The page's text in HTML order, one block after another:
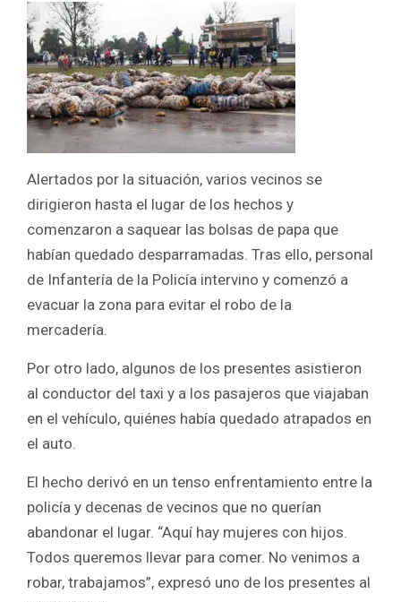
Alertados por la situación, varios vecinos se
dirigieron hasta el lugar de los hechos y
comenzaron a saquear las bolsas de papa que
habían quedado desparramadas. Tras ello, personal
de Infantería de la Policía intervino y comenzó a
evacuar la zona para evitar el robo de la
mercadería.
Por otro lado, algunos de los presentes asistieron
al conductor del taxi y a los pasajeros que viajaban
en el vehículo, quiénes había quedado atrapados en
el auto.
El hecho derivó en un tenso enfrentamiento entre la
policía y decenas de vecinos que no querían
abandonar el lugar. “Aquí hay mujeres con hijos.
Todos queremos llevar para comer. No venimos a
robar, trabajamos”, expresó uno de los presentes al